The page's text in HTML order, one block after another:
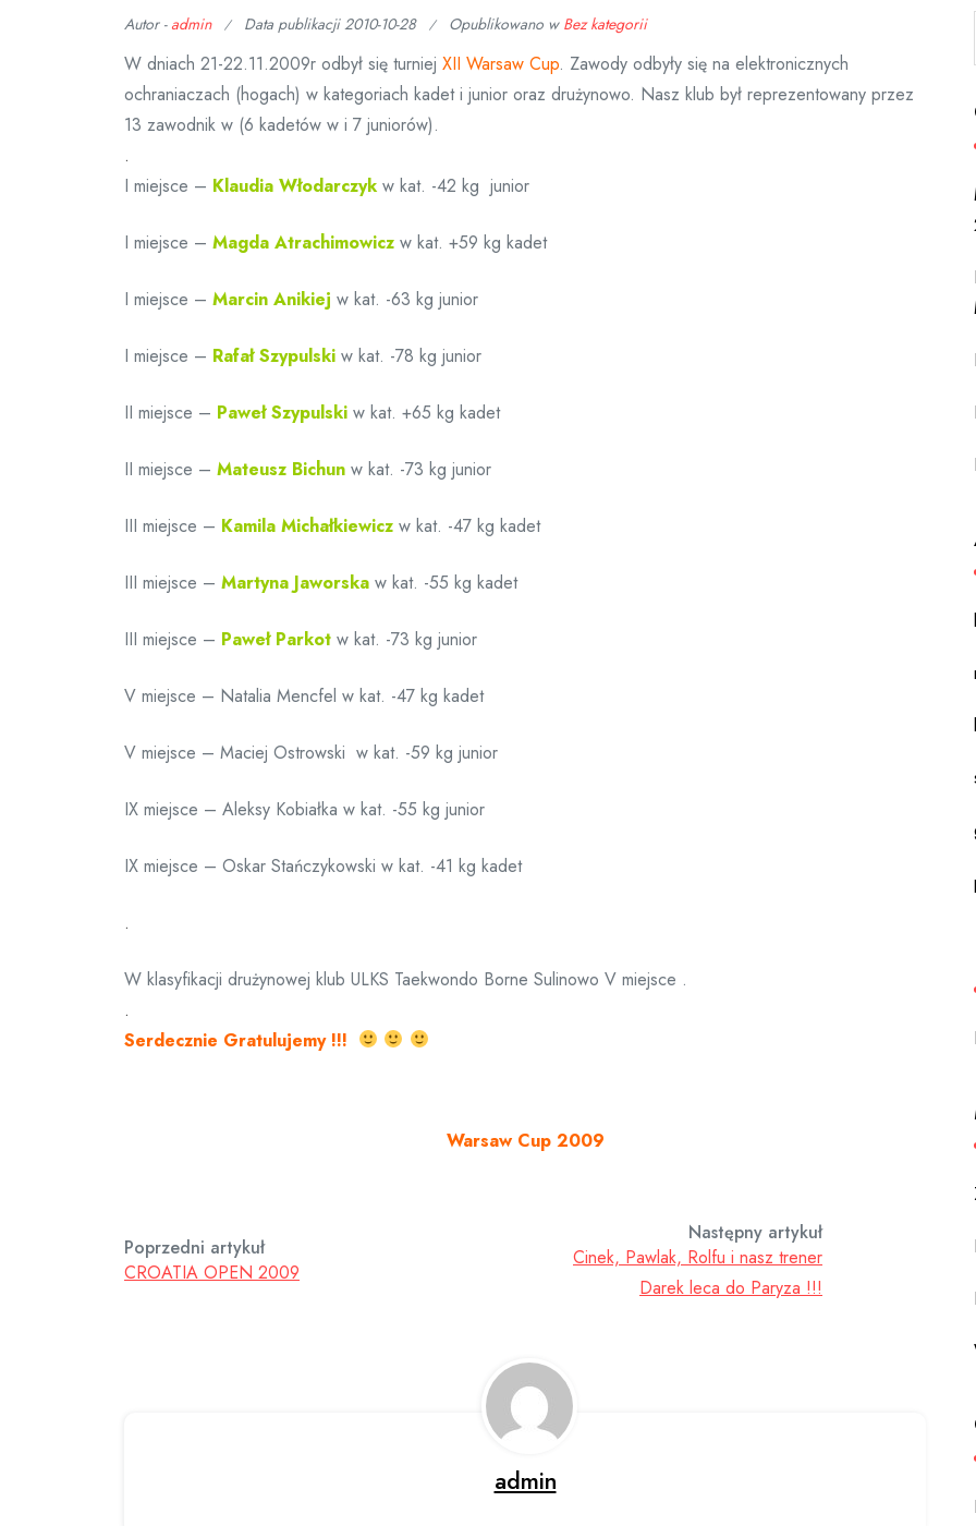
Autor -admin Data publikacji2010-10-28 Opublikowano w Bez kategorii
W dniach 21-22.11.2009r odbył się turniej XII Warsaw Cup. Zawody odbyły się na elektronicznych
ochraniaczach (hogach) w kategoriach kadet i junior oraz drużynowo. Nasz klub był reprezentowany przez
13 zawodnik w (6 kadetów w i 7 juniorów).
.
I miejsce – Klaudia Włodarczykw kat. -42 kg junior
I miejsce – Magda Atrachimowicz w kat. +59 kg kadet
I miejsce – Marcin Anikiej w kat. -63 kg junior
I miejsce – Rafał Szypulski w kat. -78 kg junior
II miejsce – Paweł Szypulski w kat. +65 kg kadet
II miejsce – Mateusz Bichun w kat. -73 kg junior
III miejsce – Kamila Michałkiewicz w kat. -47 kg kadet
III miejsce – Martyna Jaworska w kat. -55 kg kadet
III miejsce – Paweł Parkot w kat. -73 kg junior
V miejsce – Natalia Mencfel w kat. -47 kg kadet
V miejsce – Maciej Ostrowski w kat. -59 kg junior
IX miejsce – Aleksy Kobiałka w kat. -55 kg junior
IX miejsce – Oskar Stańczykowski w kat. -41 kg kadet
.
W klasyfikacji drużynowej klub ULKS Taekwondo Borne Sulinowo V miejsce .
.
Serdecznie Gratulujemy !!!
Warsaw Cup 2009
Poprzedni artykuł
CROATIA OPEN 2009
Następny artykuł
Cinek, Pawlak, Rolfu i nasz trener
Darek leca do Paryza !!!
admin